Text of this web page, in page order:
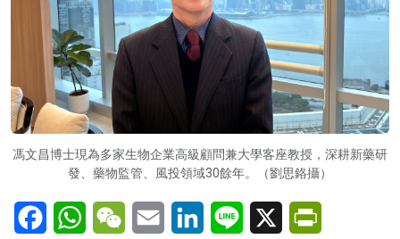
馮文昌博士現為多家生物企業高級顧問兼大學客座教授，深耕新藥研
發、藥物監管、風投領域30餘年。（劉思鉻攝）
FacebookWhatsAppWeChatEmail LinkedInLine X